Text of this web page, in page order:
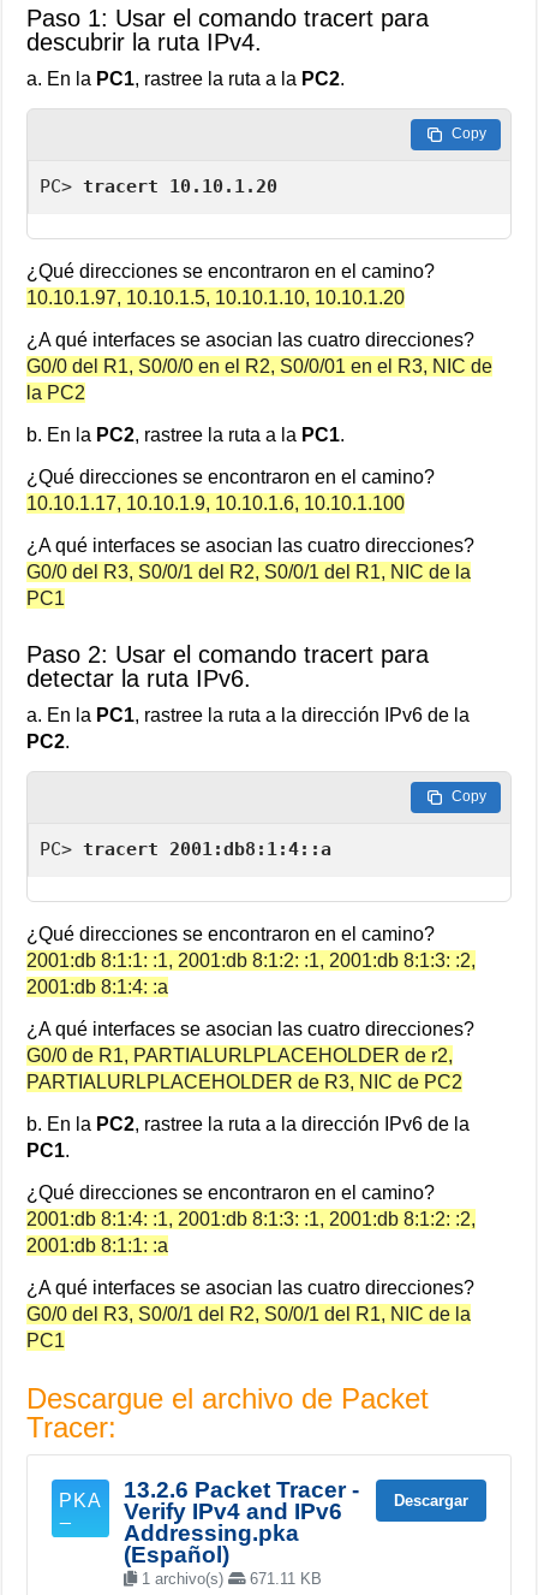
Paso 1: Usar el comando tracert para
descubrir la ruta IPv4.
a. En la PC1, rastree la ruta a la PC2.
Copy
PC> tracert 10.10.1.20
¿Qué direcciones se encontraron en el camino?
10.10.1.97, 10.10.1.5, 10.10.1.10, 10.10.1.20
¿A qué interfaces se asocian las cuatro direcciones?
G0/0 del R1, S0/0/0 en el R2, S0/0/01 en el R3, NIC de
la PC2
b. En la PC2, rastree la ruta a la PC1.
¿Qué direcciones se encontraron en el camino?
10.10.1.17, 10.10.1.9, 10.10.1.6, 10.10.1.100
¿A qué interfaces se asocian las cuatro direcciones?
G0/0 del R3, S0/0/1 del R2, S0/0/1 del R1, NIC de la
PC1
Paso 2: Usar el comando tracert para
detectar la ruta IPv6.
a. En la PC1, rastree la ruta a la dirección IPv6 de la
PC2.
Copy
PC> tracert 2001:db8:1:4::a
¿Qué direcciones se encontraron en el camino?
2001:db 8:1:1: :1, 2001:db 8:1:2: :1, 2001:db 8:1:3: :2,
2001:db 8:1:4: :a
¿A qué interfaces se asocian las cuatro direcciones?
G0/0 de R1, PARTIALURLPLACEHOLDER de r2,
PARTIALURLPLACEHOLDER de R3, NIC de PC2
b. En la PC2, rastree la ruta a la dirección IPv6 de la
PC1.
¿Qué direcciones se encontraron en el camino?
2001:db 8:1:4: :1, 2001:db 8:1:3: :1, 2001:db 8:1:2: :2,
2001:db 8:1:1: :a
¿A qué interfaces se asocian las cuatro direcciones?
G0/0 del R3, S0/0/1 del R2, S0/0/1 del R1, NIC de la
PC1
Descargue el archivo de Packet
Tracer:
13.2.6 Packet Tracer -
Verify IPv4 and IPv6
Addressing.pka
(Español)
1 archivo(s) 671.11 KB
Descargar